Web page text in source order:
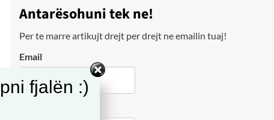
Antarësohuni tek ne!
Per te marre artikujt drejt per drejt ne emailin tuaj!
Email
fjalën :)